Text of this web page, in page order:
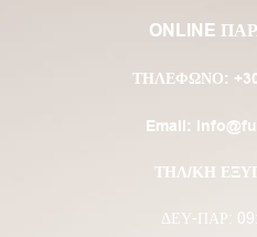
ONLINE
ΤΗΛΈΦΩΝΟ:
Email:
ΤΗΛ/ΚΗ
ΔΕΥ-ΠΑΡ: